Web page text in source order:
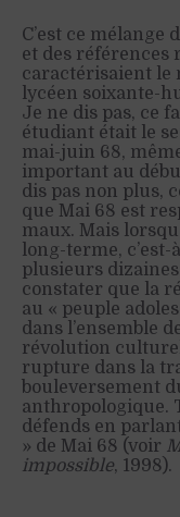
C’est ce mélange
et des
caractérisaient le
lycéen soixante-
Je ne dis pas, ce
étudiant était le
mai-juin 68,
important au
dis pas non plus,
que Mai 68 est
maux. Mais
long-terme,
plusieurs dizaines
constater que la
au « peuple
dans l’ensemble
révolution
rupture dans la
bouleversement
anthropologique.
défends en
» de Mai 68 (voir
impossible, 1998).